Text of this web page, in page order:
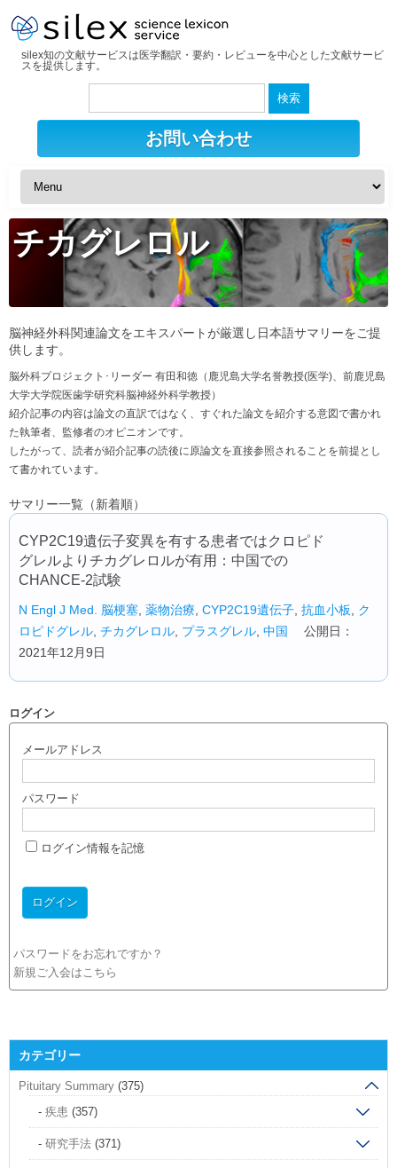
silex知の文献サービスは医学翻訳・要約・レビューを中心とした文献サービ
スを提供します。
検
お問い合わせ
チカグレロル
脳神経外科関連論文をエキスパートが厳選し日本語サマリーをご提
供します。
脳外科プロジェクト･リーダー 有田和徳（鹿児島大学名誉教授(医学)、前鹿児島
大学大学院医歯学研究科脳神経外科学教授）
紹介記事の内容は論文の直訳ではなく、すぐれた論文を紹介する意図で書かれ
た執筆者、監修者のオピニオンです。
したがって、読者が紹介記事の読後に原論文を直接参照されることを前提とし
て書かれています。
サマリー一覧（新着順）
CYP2C19遺伝子変異を有する患者ではクロピド
グレルよりチカグレロルが有用：中国での
CHANCE-2試験
N Engl J Med. 脳梗塞 薬物治療 CYP2C19遺伝子 抗血小板
ク
ロピドグレル チカグレロル プラスグレル 中国
公開日：
2021年12月9日
ログイン
メールアドレス
パスワード
ログイン情報を記憶
パスワードをお忘れですか？
新規ご入会はこちら
カテゴリー
Pituitary Summary (375)
疾患 (357)
研究手法 (371)